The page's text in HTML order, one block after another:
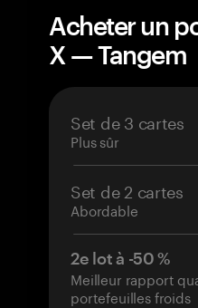
Acheter un
X — Tangem
Set de 3 cartes
Plus sûr
Set de 2 cartes
Abordable
2e lot à -50 %
Meilleur rapport
portefeuilles froids